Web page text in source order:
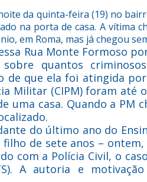
da quinta-feira (19) no
na porta de casa. A vítima
em Roma, mas já chegou
Rua Monte Formoso
quantos
de que ela foi atingida
Militar (CIPM) foram até
uma casa. Quando a PM
do último ano do
de sete anos –
com a Polícia Civil, o
A autoria e